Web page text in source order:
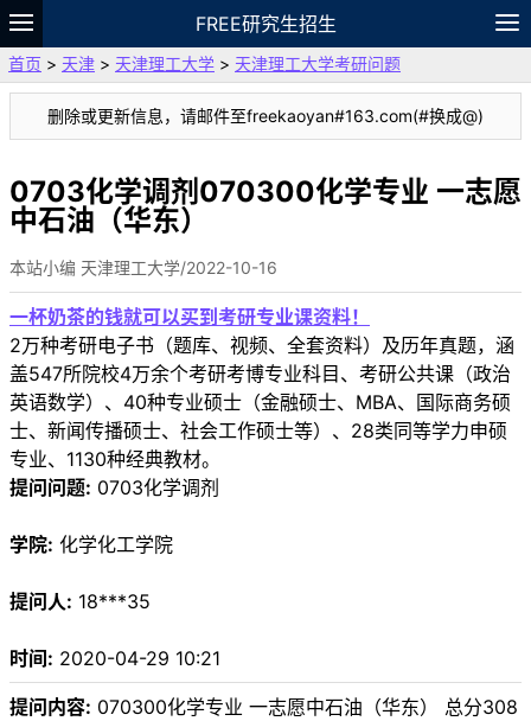
FREE研究生招生
题库
故事 专题 APP 笔记
论坛
VIP
资料
首页 > 天津 > 天津理工大学 > 天津理工大学考研问题
删除或更新信息，请邮件至freekaoyan#163.com(#换成@)
0703化学调剂070300化学专业 一志愿
中石油（华东）
本站小编 天津理工大学/2022-10-16
一杯奶茶的钱就可以买到考研专业课资料！
2万种考研电子书（题库、视频、全套资料）及历年真题，涵
盖547所院校4万余个考研考博专业科目、考研公共课（政治
英语数学）、40种专业硕士（金融硕士、MBA、国际商务硕
士、新闻传播硕士、社会工作硕士等）、28类同等学力申硕
专业、1130种经典教材。
提问问题: 0703化学调剂
学院: 化学化工学院
提问人: 18***35
时间: 2020-04-29 10:21
提问内容: 070300化学专业 一志愿中石油（华东） 总分308